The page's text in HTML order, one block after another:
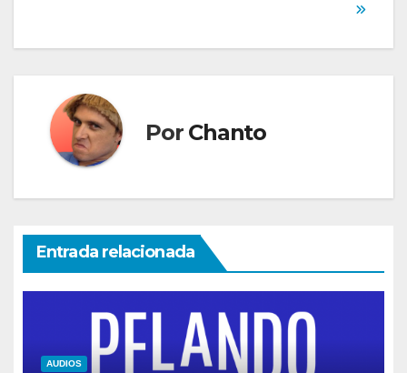
entradas
Por Chanto
Entrada relacionada
AUDIOS